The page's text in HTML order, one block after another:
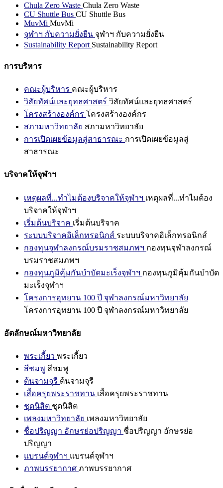
Chula Zero Waste Chula Zero Waste
CU Shuttle Bus CU Shuttle Bus
MuvMi MuvMi
จุฬาฯ กับความยั่งยืน จุฬาฯ กับความยั่งยืน
Sustainability Report Sustainability Report
การบริหาร
คณะผู้บริหาร คณะผู้บริหาร
วิสัยทัศน์และยุทธศาสตร์ วิสัยทัศน์และยุทธศาสตร์
โครงสร้างองค์กร โครงสร้างองค์กร
สภามหาวิทยาลัย สภามหาวิทยาลัย
การเปิดเผยข้อมูลสู่สาธารณะ การเปิดเผยข้อมูลสู่
สาธารณะ
บริจาคให้จุฬาฯ
เหตุผลที่...ทำไมต้องบริจาคให้จุฬาฯ เหตุผลที่...ทำไมต้อง
บริจาคให้จุฬาฯ
เริ่มต้นบริจาค เริ่มต้นบริจาค
ระบบบริจาคอิเล็กทรอนิกส์ ระบบบริจาคอิเล็กทรอนิกส์
กองทุนจุฬาลงกรณ์บรมราชสมภพฯ กองทุนจุฬาลงกรณ์
บรมราชสมภพฯ
กองทุนภูมิคุ้มกันบำบัดมะเร็งจุฬาฯ กองทุนภูมิคุ้มกันบำบัด
มะเร็งจุฬาฯ
โครงการอุทยาน 100 ปี จุฬาลงกรณ์มหาวิทยาลัย
โครงการอุทยาน 100 ปี จุฬาลงกรณ์มหาวิทยาลัย
อัตลักษณ์มหาวิทยาลัย
พระเกี้ยว พระเกี้ยว
สีชมพู สีชมพู
ต้นจามจุรี ต้นจามจุรี
เสื้อครุยพระราชทาน เสื้อครุยพระราชทาน
ชุดนิสิต ชุดนิสิต
เพลงมหาวิทยาลัย เพลงมหาวิทยาลัย
ชื่อปริญญา อักษรย่อปริญญา ชื่อปริญญา อักษรย่อ
ปริญญา
แบรนด์จุฬาฯ แบรนด์จุฬาฯ
ภาพบรรยากาศ ภาพบรรยากาศ